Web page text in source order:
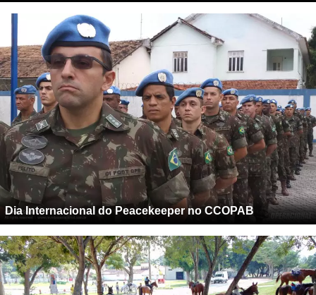
Dia Internacional do Peacekeeper no CCOPAB